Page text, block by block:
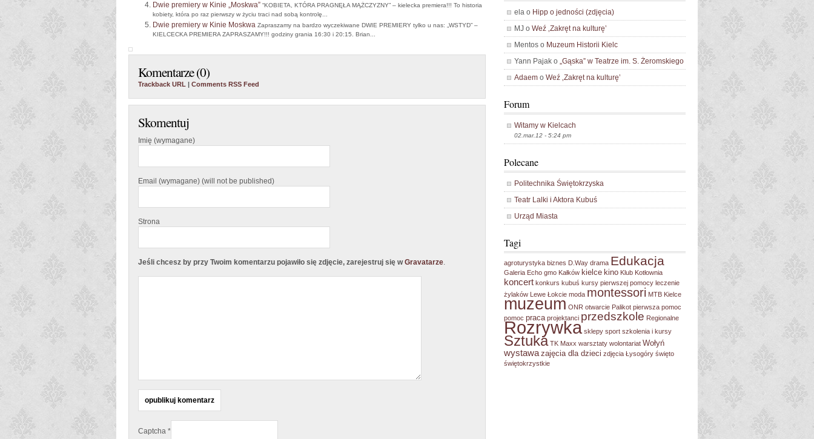
Dwie premiery w Kinie „Moskwa” “KOBIETA, KTÓRA PRAGNĘŁA MĄŻCZYZNY” – kielecka premiera!!! To historia
kobiety, która po raz pierwszy w życiu traci nad sobą kontrolę...
Dwie premiery w Kinie Moskwa Zapraszamy na bardzo wyczekiwane DWIE PREMIERY tylko u nas: „WSTYD” –
KIELCECKA PREMIERA ZAPRASZAMY!!! godziny grania 16:30 i 20:15. Brian...
Komentarze (0)
Trackback URL | Comments RSS Feed
Skomentuj
Imię (wymagane)
Email (wymagane) (will not be published)
Strona
Jeśli chcesz by przy Twoim komentarzu pojawiło się zdjęcie, zarejestruj się wGravatarze.
Captcha *
ela o Hipp o jedności (zdjęcia)
MJ o Weź ‚Zakręt na kulturę’
Mentos o Muzeum Historii Kielc
Yann Pajak o „Gąska” w Teatrze im. S. Żeromskiego
Adaem o Weź ‚Zakręt na kulturę’
Forum
Witamy w Kielcach
02.mar.12 - 5:24 pm
Polecane
Politechnika Świętokrzyska
Teatr Lalki i Aktora Kubuś
Urząd Miasta
Tagi
agroturystyka biznes D.Way drama Edukacja
Galeria Echo gmo Kałków kielce kino Klub Kotłownia
koncert konkurs kubuś kursy pierwszej pomocy leczenie
żylaków Lewe Łokcie moda montessori MTB Kielce
muzeum ONR otwarcie Palikot pierwsza pomoc
pomoc praca projektanci przedszkole Regionalne
Rozrywka sklepy sport szkolenia i kursy
Sztuka TK Maxx warsztaty wolontariat Wołyń
wystawa zajęcia dla dzieci zdjęcia Łysogóry święto
świętokrzystkie